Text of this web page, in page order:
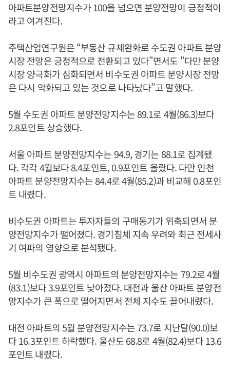
아파트분양전망지수가 100을 넘으면 분양전망이 긍정적이
라고 여겨진다.
주택산업연구원은 “부동산 규제완화로 수도권 아파트 분양
시장 전망은 긍정적으로 전환되고 있다"면서도 "다만 분양
시장 양극화가 심화되면서 비수도권 아파트 분양시장 전망
은 다시 악화되고 있는 것으로 나타났다”고 말했다.
5월 수도권 아파트 분양전망지수는 89.1로 4월(86.3)보다
2.8포인트 상승했다.
서울 아파트 분양전망지수는 94.9, 경기는 88.1로 집계됐
다. 각각 4월보다 8.4포인트, 0.9포인트 올랐다. 다만 인천
아파트 분양전망지수는 84.4로 4월(85.2)과 비교해 0.8포인
트 내렸다.
비수도권 아파트는 투자자들의 구매동기가 위축되면서 분
양전망지수가 떨어졌다. 경기침체 지속 우려와 최근 전세사
기 여파의 영향으로 분석됐다.
5월 비수도권 광역시 아파트의 분양전망지수는 79.2로 4월
(83.1)보다 3.9포인트 낮아졌다. 대전과 울산 아파트 분양전
망지수가 큰 폭으로 떨어지면서 전체 지수도 끌어내렸다.
대전 아파트의 5월 분양전망지수는 73.7로 지난달(90.0)보
다 16.3포인트 하락했다. 울산도 68.8로 4월(82.4)보다 13.6
포인트 내렸다.